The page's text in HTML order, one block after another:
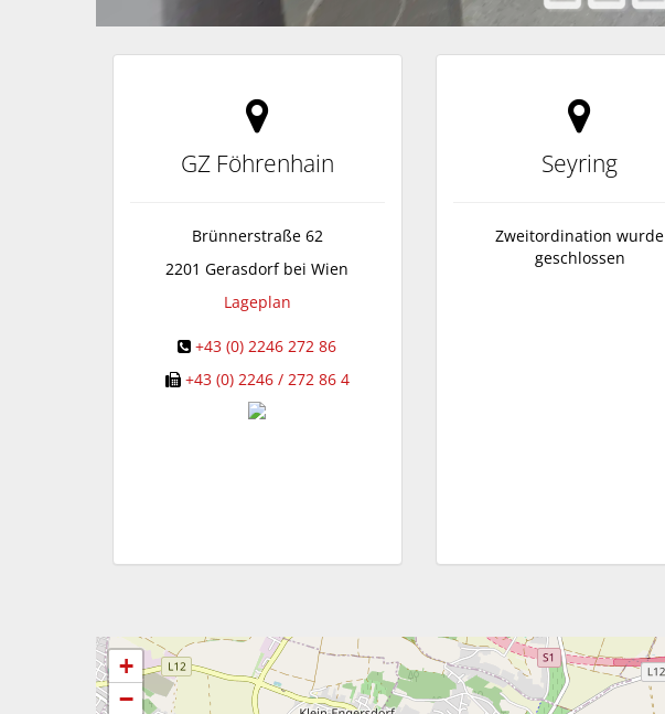
GZ Föhrenhain
Brünnerstraße 62
2201 Gerasdorf bei Wien
Lageplan
+43 (0) 2246 272 86
+43 (0) 2246 / 272 86 4
Seyring
Zweitordination wurde
geschlossen
+
−